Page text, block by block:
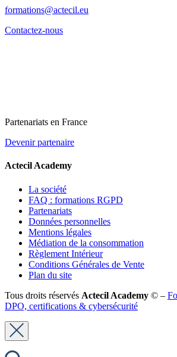
formations@actecil.eu
Contactez-nous
Partenariats en France
Devenir partenaire
Actecil Academy
La société
FAQ : formations RGPD
Partenariats
Données personnelles
Mentions légales
Médiation de la consommation
Règlement Intérieur
Conditions Générales de Vente
Plan du site
Tous droits réservés Actecil Academy © –
DPO, certifications & cybersécurité